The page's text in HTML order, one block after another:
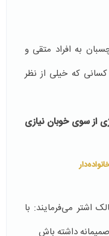
به افراد متقی و
که خیلی از نظر
از سوی خوبان نیازی
اشتر می‌فرمایند: با
داشته باش